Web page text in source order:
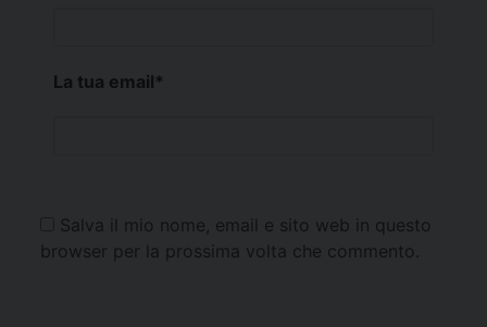
La tua email*
Salva il mio nome, email e sito web in questo
browser per la prossima volta che commento.